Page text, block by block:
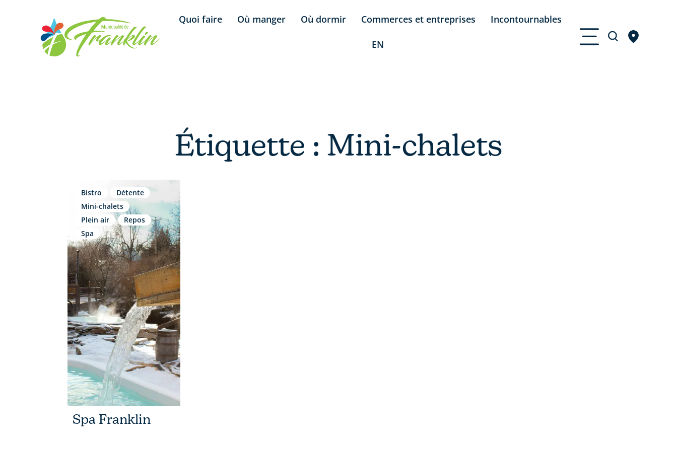
Quoi faire Où manger Où dormir Commerces et entreprises Incontournables
EN
Étiquette : Mini-chalets
Bistro
Détente
Mini-chalets
Plein air
Repos
Spa
Spa Franklin